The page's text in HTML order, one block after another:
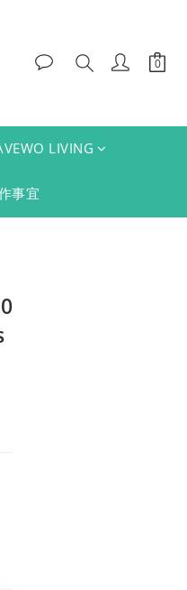
LIVING
事宜